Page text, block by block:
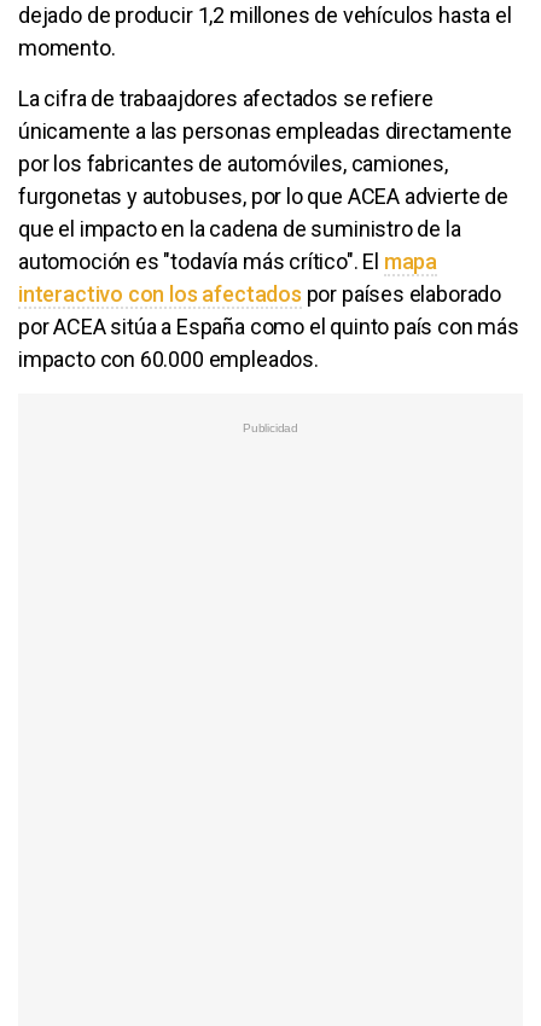
dejado de producir 1,2 millones de vehículos hasta el
momento.
La cifra de trabaajdores afectados se refiere
únicamente a las personas empleadas directamente
por los fabricantes de automóviles, camiones,
furgonetas y autobuses, por lo que ACEA advierte de
que el impacto en la cadena de suministro de la
automoción es "todavía más crítico". El mapa
interactivo con los afectados por países elaborado
por ACEA sitúa a España como el quinto país con más
impacto con 60.000 empleados.